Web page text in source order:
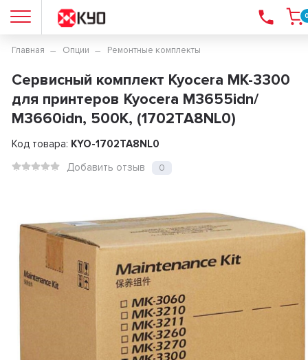
Главная Опции Ремонтные комплекты
Сервисный комплект Kyocera MK-3300
для принтеров Kyocera M3655idn/
M3660idn, 500K, (1702TA8NL0)
Код товара: KYO-1702TA8NL0
Добавить отзыв
0